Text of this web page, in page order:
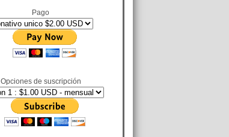
Pago
Opciones de suscripción